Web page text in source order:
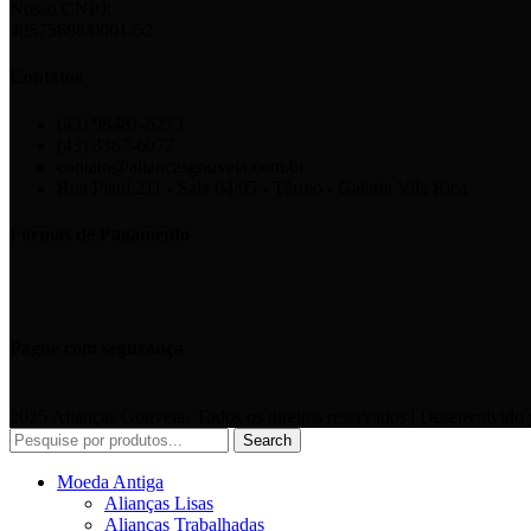
Search
Moeda Antiga
Alianças Lisas
Alianças Trabalhadas